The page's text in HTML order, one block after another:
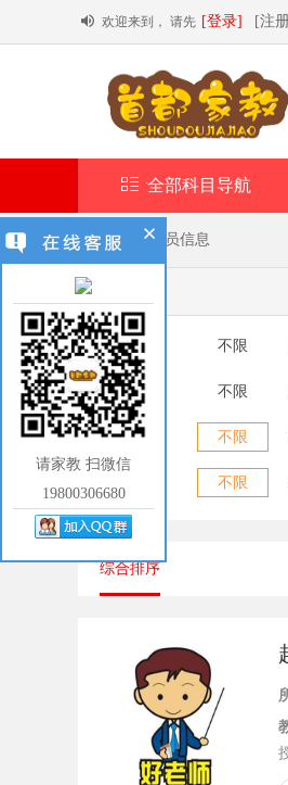
欢迎来到， 请先 [登录] [注
全部科目导航
首页 > 教员信息
所教学科 不限
所在地区 不限
顺义区
家教身份 不限
不限
综合排序
请家教 扫微信
19800306680